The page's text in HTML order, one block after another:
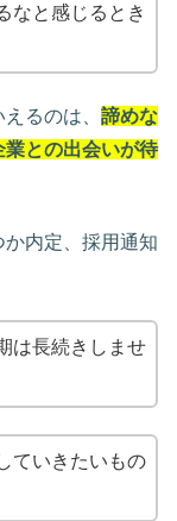
なと感じるとき
るのは、 諦めな
との出会いが待
内定、採用通知
は長続きしませ
ていきたいもの